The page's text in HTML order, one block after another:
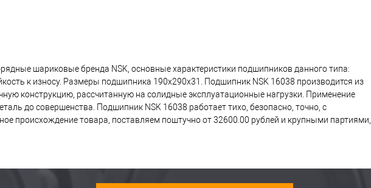
шариковые бренда NSK, основные характеристики подшипников данного типа:
к износу. Размеры подшипника 190x290x31. Подшипник NSK 16038 производится из
конструкцию, рассчитанную на солидные эксплуатационные нагрузки. Применение
до совершенства. Подшипник NSK 16038 работает тихо, безопасно, точно, с
происхождение товара, поставляем поштучно от 32600.00 рублей и крупными партиями,